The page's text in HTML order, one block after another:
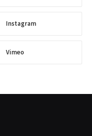
Instagram
Vimeo